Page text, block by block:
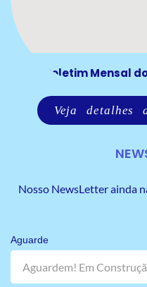
Boletim Mensal
Veja detalhes
Nosso NewsLetter ainda
Aguarde